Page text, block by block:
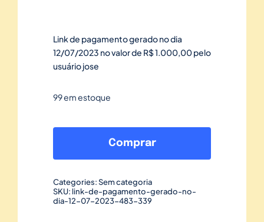
Link de pagamento gerado no dia
12/07/2023 no valor de R$ 1.000,00 pelo
usuário jose
99 em estoque
de
no
dia
Comprar
Categories:Sem categoria
SKU: link-de-pagamento-gerado-no-
dia-12-07-2023-483-339